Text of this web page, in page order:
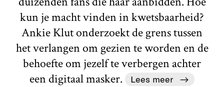
kun je macht vinden in kwetsbaarheid?
Ankie Klut onderzoekt de grens tussen
het verlangen om gezien te worden en de
behoefte om jezelf te verbergen achter
een digitaal masker.
Lees meer